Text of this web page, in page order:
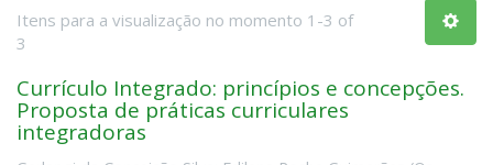
Itens para a visualização no momento 1-3 of
3
Currículo Integrado: princípios e concepções.
Proposta de práticas curriculares
integradoras